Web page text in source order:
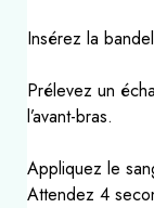
Insérez la
Prélevez un
l’avant-bras.
Appliquez le
Attendez 4